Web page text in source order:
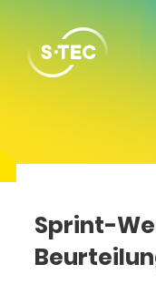
Sprint-